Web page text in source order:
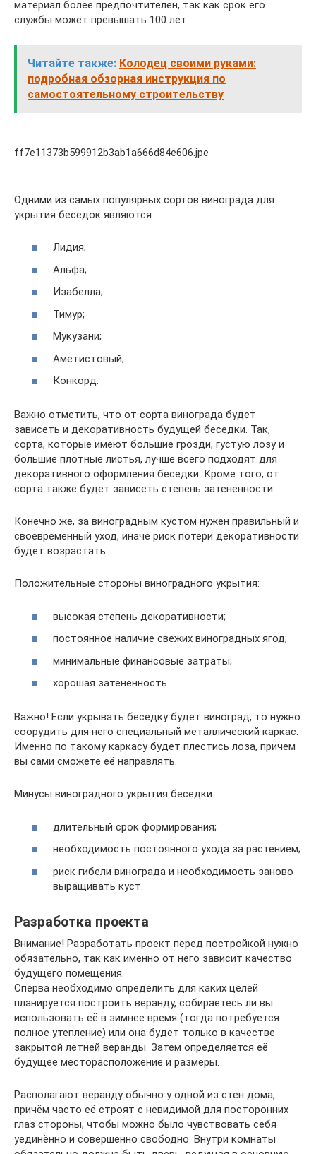
материал более предпочтителен, так как срок его
службы может превышать 100 лет.
Читайте также: Колодец своими руками:
подробная обзорная инструкция по
самостоятельному строительству
ff7e11373b599912b3ab1a666d84e606.jpe
Одними из самых популярных сортов винограда для
укрытия беседок являются:
Лидия;
Альфа;
Изабелла;
Тимур;
Мукузани;
Аметистовый;
Конкорд.
Важно отметить, что от сорта винограда будет
зависеть и декоративность будущей беседки. Так,
сорта, которые имеют большие грозди, густую лозу и
большие плотные листья, лучше всего подходят для
декоративного оформления беседки. Кроме того, от
сорта также будет зависеть степень затененности
Конечно же, за виноградным кустом нужен правильный и
своевременный уход, иначе риск потери декоративности
будет возрастать.
Положительные стороны виноградного укрытия:
высокая степень декоративности;
постоянное наличие свежих виноградных ягод;
минимальные финансовые затраты;
хорошая затененность.
Важно! Если укрывать беседку будет виноград, то нужно
соорудить для него специальный металлический каркас.
Именно по такому каркасу будет плестись лоза, причем
вы сами сможете её направлять.
Минусы виноградного укрытия беседки:
длительный срок формирования;
необходимость постоянного ухода за растением;
риск гибели винограда и необходимость заново
выращивать куст.
Разработка проекта
Внимание! Разработать проект перед постройкой нужно
обязательно, так как именно от него зависит качество
будущего помещения.
Сперва необходимо определить для каких целей
планируется построить веранду, собираетесь ли вы
использовать её в зимнее время (тогда потребуется
полное утепление) или она будет только в качестве
закрытой летней веранды. Затем определяется её
будущее месторасположение и размеры.
Располагают веранду обычно у одной из стен дома,
причём часто её строят с невидимой для посторонних
глаз стороны, чтобы можно было чувствовать себя
уединённо и совершенно свободно. Внутри комнаты